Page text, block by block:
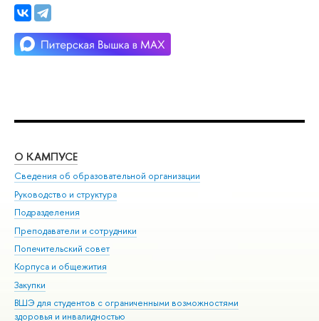
О КАМПУСЕ
Сведения об образовательной организации
Руководство и структура
Подразделения
Преподаватели и сотрудники
Попечительский совет
Корпуса и общежития
Закупки
ВШЭ для студентов с ограниченными возможностями
здоровья и инвалидностью